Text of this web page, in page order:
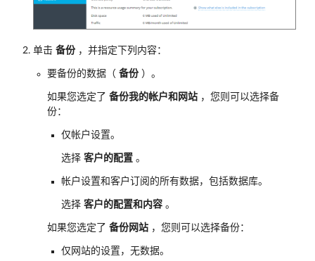
单击 备份，并指定下列内容：
要备份的数据（ 备份）。
如果您选定了 备份我的帐户和网站 ，您则可以选择备
份：
仅帐户设置。
选择 客户的配置 。
帐户设置和客户订阅的所有数据，包括数据库。
选择 客户的配置和内容 。
如果您选定了 备份网站 ，您则可以选择备份：
仅网站的设置，无数据。